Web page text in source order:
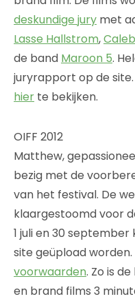
deskundige jury met
Lasse Hallstrom,
de band Maroon 5.
juryrapport op de site.
hier te bekijken.
OIFF 2012
Matthew,
bezig met de
van het festival. De
klaargestoomd voor
1 juli en 30 september
site geüpload worden.
voorwaarden. Zo is
en brand films 3